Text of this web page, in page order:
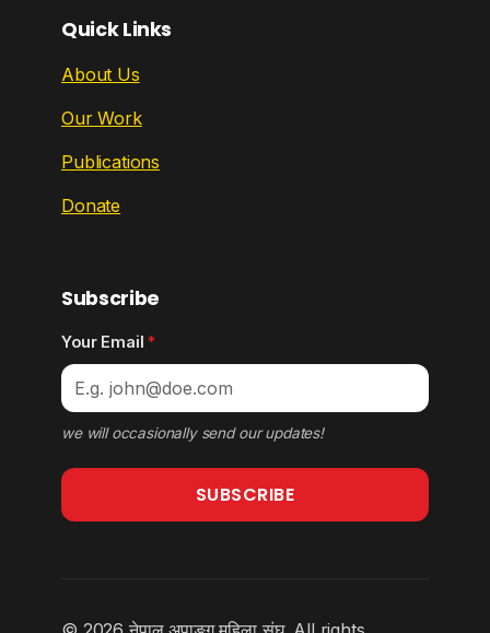
Quick Links
About Us
Our Work
Publications
Donate
Subscribe
Your Email*
we will occasionally send our updates!
SUBSCRIBE